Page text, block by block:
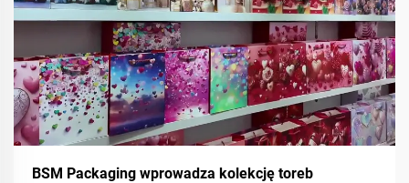
BSM Packaging wprowadza kolekcję toreb